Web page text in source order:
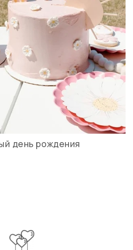
день рождения